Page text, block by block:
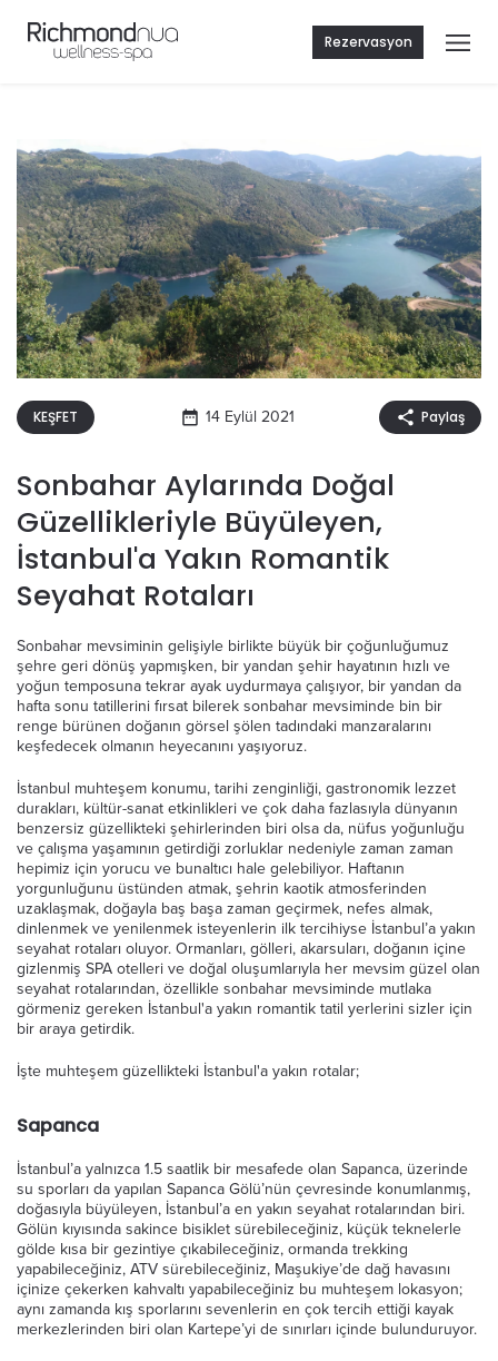
Rezervasyon
KEŞFET 14 Eylül 2021 Paylaş
Sonbahar Aylarında Doğal
Güzellikleriyle Büyüleyen,
İstanbul'a Yakın Romantik
Seyahat Rotaları
Sonbahar mevsiminin gelişiyle birlikte büyük bir çoğunluğumuz
şehre geri dönüş yapmışken, bir yandan şehir hayatının hızlı ve
yoğun temposuna tekrar ayak uydurmaya çalışıyor, bir yandan da
hafta sonu tatillerini fırsat bilerek sonbahar mevsiminde bin bir
renge bürünen doğanın görsel şölen tadındaki manzaralarını
keşfedecek olmanın heyecanını yaşıyoruz.
İstanbul muhteşem konumu, tarihi zenginliği, gastronomik lezzet
durakları, kültür-sanat etkinlikleri ve çok daha fazlasıyla dünyanın
benzersiz güzellikteki şehirlerinden biri olsa da, nüfus yoğunluğu
ve çalışma yaşamının getirdiği zorluklar nedeniyle zaman zaman
hepimiz için yorucu ve bunaltıcı hale gelebiliyor. Haftanın
yorgunluğunu üstünden atmak, şehrin kaotik atmosferinden
uzaklaşmak, doğayla baş başa zaman geçirmek, nefes almak,
dinlenmek ve yenilenmek isteyenlerin ilk tercihiyse İstanbul’a yakın
seyahat rotaları oluyor. Ormanları, gölleri, akarsuları, doğanın içine
gizlenmiş SPA otelleri ve doğal oluşumlarıyla her mevsim güzel olan
seyahat rotalarından, özellikle sonbahar mevsiminde mutlaka
görmeniz gereken İstanbul'a yakın romantik tatil yerlerini sizler için
bir araya getirdik.
İşte muhteşem güzellikteki İstanbul'a yakın rotalar;
Sapanca
İstanbul’a yalnızca 1.5 saatlik bir mesafede olan Sapanca, üzerinde
su sporları da yapılan Sapanca Gölü’nün çevresinde konumlanmış,
doğasıyla büyüleyen, İstanbul’a en yakın seyahat rotalarından biri.
Gölün kıyısında sakince bisiklet sürebileceğiniz, küçük teknelerle
gölde kısa bir gezintiye çıkabileceğiniz, ormanda trekking
yapabileceğiniz, ATV sürebileceğiniz, Maşukiye’de dağ havasını
içinize çekerken kahvaltı yapabileceğiniz bu muhteşem lokasyon;
aynı zamanda kış sporlarını sevenlerin en çok tercih ettiği kayak
merkezlerinden biri olan Kartepe’yi de sınırları içinde bulunduruyor.